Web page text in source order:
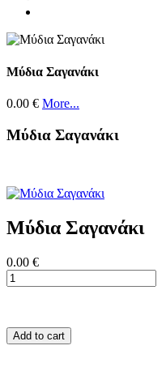
Μύδια Σαγανάκι
0.00 € More...
Μύδια Σαγανάκι
Μύδια Σαγανάκι
0.00 €
Add to cart